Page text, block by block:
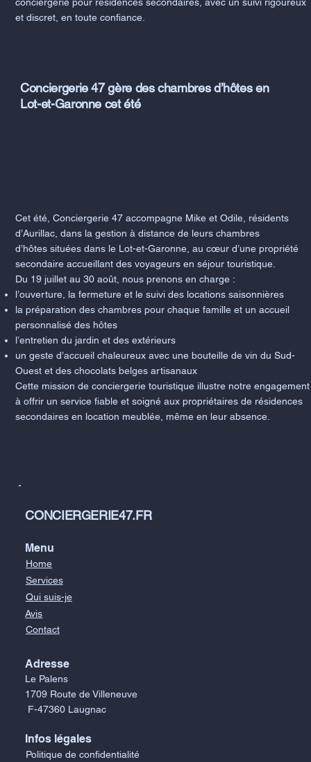
et discret, en toute confiance.
Conciergerie 47 gère des chambres d’hôtes en
Lot-et-Garonne cet été
Cet été, Conciergerie 47 accompagne Mike et Odile, résidents
d’Aurillac, dans la gestion à distance de leurs chambres
d’hôtes situées dans le Lot-et-Garonne, au cœur d’une propriété
secondaire accueillant des voyageurs en séjour touristique.
Du 19 juillet au 30 août, nous prenons en charge :
l’ouverture, la fermeture et le suivi des locations saisonnières
la préparation des chambres pour chaque famille et un accueil
personnalisé des hôtes
l’entretien du jardin et des extérieurs
un geste d’accueil chaleureux avec une bouteille de vin du Sud-
Ouest et des chocolats belges artisanaux
Cette mission de conciergerie touristique illustre notre engagement
à offrir un service fiable et soigné aux propriétaires de résidences
secondaires en location meublée, même en leur absence.
CONCIERGERIE47.FR
Menu
Home
Services
Qui suis-je
Avis
Contact
Adresse
Le Palens
1709 Route de Villeneuve
F-47360 Laugnac
Infos légales
Politique de confidentialité